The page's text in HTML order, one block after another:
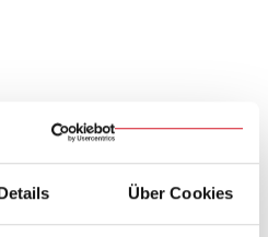
Über Cookies
Thomas Oberst
Oberst